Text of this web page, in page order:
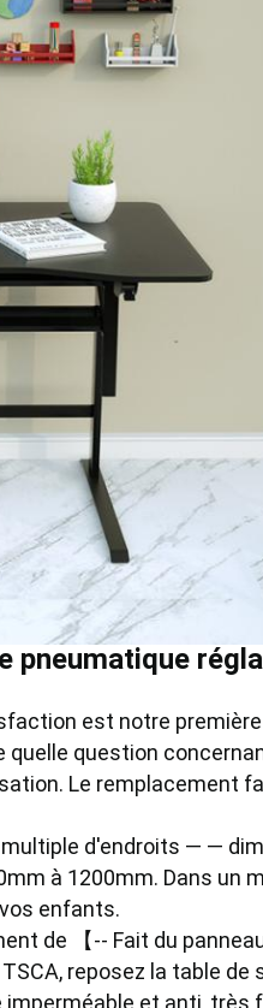
pneumatique
est notre
question
Le remplacement
d'endroits — —
à 1200mm. Dans un
enfants.
de 【-- Fait du
reposez la table de
et anti, très